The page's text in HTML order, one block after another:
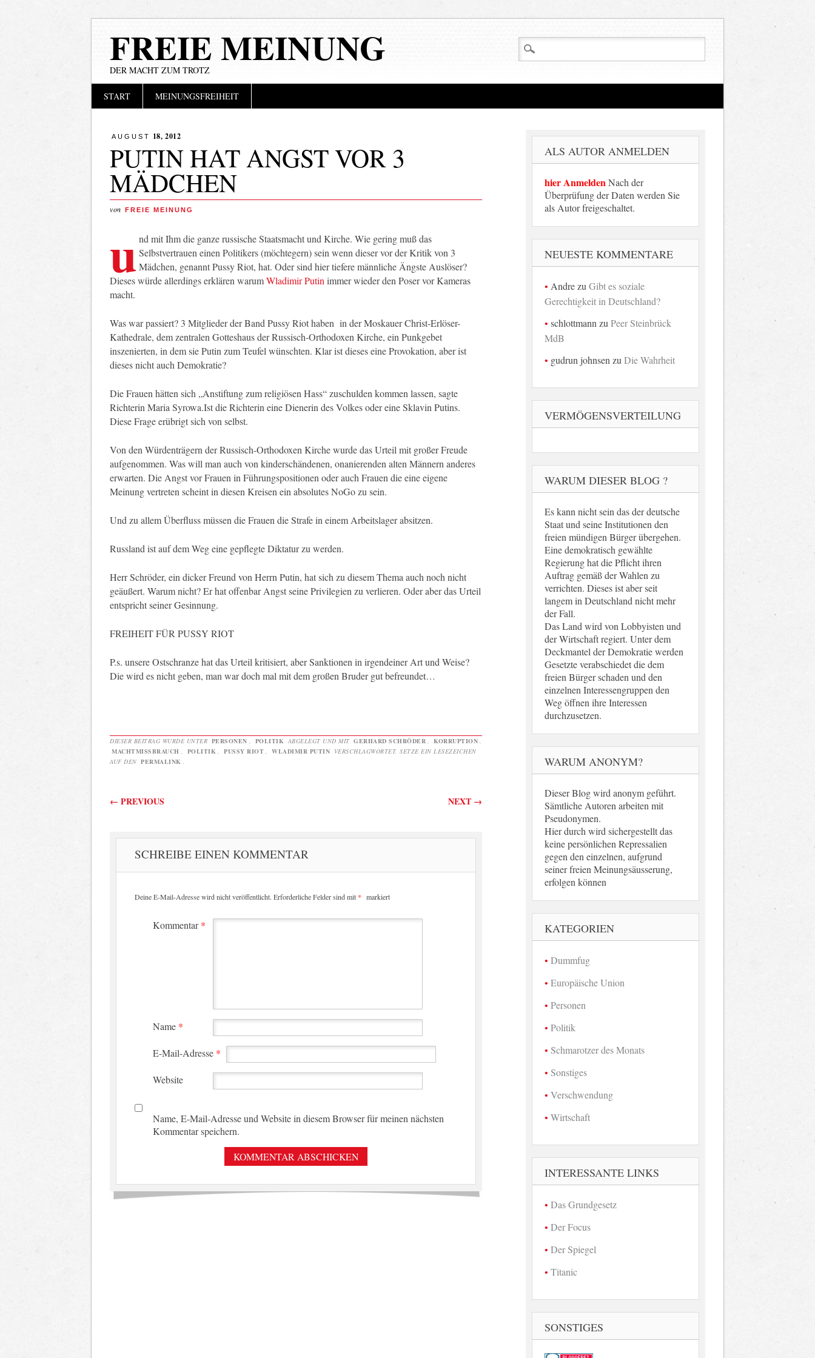
FREIE MEINUNG
DER MACHT ZUM TROTZ
Hauptmenü
InhaltSTART MEINUNGSFREIHEIT
AUGUST 18, 2012
PUTIN HAT ANGST VOR 3
MÄDCHEN
von FREIE MEINUNG
u nd mit Ihm die ganze russische Staatsmacht und Kirche. Wie gering muß das
Selbstvertrauen einen Politikers (möchtegern) sein wenn dieser vor der Kritik von 3
Mädchen, genannt Pussy Riot, hat. Oder sind hier tiefere männliche Ängste Auslöser?
Dieses würde allerdings erklären warumWladimir Putin immer wieder den Poser vor Kameras
macht.
Was war passiert? 3 Mitglieder der Band Pussy Riot haben in der Moskauer Christ-Erlöser-
Kathedrale, dem zentralen Gotteshaus der Russisch-Orthodoxen Kirche, ein Punkgebet
inszenierten, in dem sie Putin zum Teufel wünschten. Klar ist dieses eine Provokation, aber ist
dieses nicht auch Demokratie?
Die Frauen hätten sich „Anstiftung zum religiösen Hass“ zuschulden kommen lassen, sagte
Richterin Maria Syrowa.Ist die Richterin eine Dienerin des Volkes oder eine Sklavin Putins.
Diese Frage erübrigt sich von selbst.
Von den Würdenträgern der Russisch-Orthodoxen Kirche wurde das Urteil mit großer Freude
aufgenommen. Was will man auch von kinderschändenen, onanierenden alten Männern anderes
erwarten. Die Angst vor Frauen in Führungspositionen oder auch Frauen die eine eigene
Meinung vertreten scheint in diesen Kreisen ein absolutes NoGo zu sein.
Und zu allem Überfluss müssen die Frauen die Strafe in einem Arbeitslager absitzen.
Russland ist auf dem Weg eine gepflegte Diktatur zu werden.
Herr Schröder, ein dicker Freund von Herrn Putin, hat sich zu diesem Thema auch noch nicht
geäußert. Warum nicht? Er hat offenbar Angst seine Privilegien zu verlieren. Oder aber das Urteil
entspricht seiner Gesinnung.
FREIHEIT FÜR PUSSY RIOT
P.s. unsere Ostschranze hat das Urteil kritisiert, aber Sanktionen in irgendeiner Art und Weise?
Die wird es nicht geben, man war doch mal mit dem großen Bruder gut befreundet…
DIESER BEITRAG WURDE UNTER PERSONEN POLITIK ABGELEGT UND MIT GERHARD SCHRÖDER KORRUPTION
MACHTMISSBRAUCH
POLITIK PUSSY RIOT WLADIMIR PUTIN VERSCHLAGWORTET. SETZE EIN LESEZEICHEN
AUF DEN PERMALINK
Beitragsnavigation
← PREVIOUS NEXT →
SCHREIBE EINEN KOMMENTAR
Deine E-Mail-Adresse wird nicht veröffentlicht. Erforderliche Felder sind mit * markiert
Kommentar*
Name *
E-Mail-Adresse *
Website
Name, E-Mail-Adresse und Website in diesem Browser für meinen nächsten
Kommentar speichern.
ALS AUTOR ANMELDEN
hier Anmelden Nach der
Überprüfung der Daten werden Sie
als Autor freigeschaltet.
NEUESTE KOMMENTARE
Andrezu Gibt es soziale
Gerechtigkeit in Deutschland?
schlottmann zu Peer Steinbrück
MdB
gudrun johnsen zu Die Wahrheit
VERMÖGENSVERTEILUNG
WARUM DIESER BLOG ?
Es kann nicht sein das der deutsche
Staat und seine Institutionen den
freien mündigen Bürger übergehen.
Eine demokratisch gewählte
Regierung hat die Pflicht ihren
Auftrag gemäß der Wahlen zu
verrichten. Dieses ist aber seit
langem in Deutschland nicht mehr
der Fall.
Das Land wird von Lobbyisten und
der Wirtschaft regiert. Unter dem
Deckmantel der Demokratie werden
Gesetzte verabschiedet die dem
freien Bürger schaden und den
einzelnen Interessengruppen den
Weg öffnen ihre Interessen
durchzusetzen.
WARUM ANONYM?
Dieser Blog wird anonym geführt.
Sämtliche Autoren arbeiten mit
Pseudonymen.
Hier durch wird sichergestellt das
keine persönlichen Repressalien
gegen den einzelnen, aufgrund
seiner freien Meinungsäusserung,
erfolgen können
KATEGORIEN
Dummfug
Europäische Union
Personen
Politik
Schmarotzer des Monats
Sonstiges
Verschwendung
Wirtschaft
INTERESSANTE LINKS
Das Grundgesetz
Der Focus
Der Spiegel
Titanic
SONSTIGES